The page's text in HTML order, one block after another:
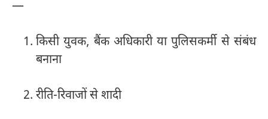
—
किसी युवक, बैंक अधिकारी या पुलिसकर्मी से संबंध
बनाना
रीति-रिवाजों से शादी